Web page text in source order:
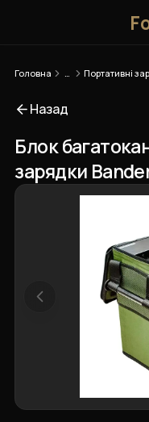
Головна
Назад
Блок
зарядки